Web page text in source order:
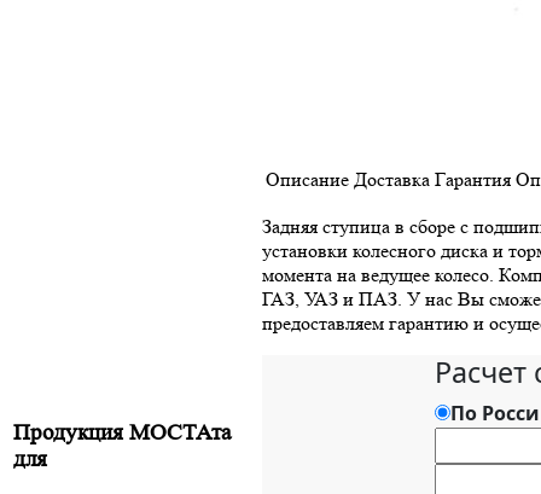
Продукция МОСТАта
для
Описание Доставка Гарантия
Задняя ступица в сборе с
установки колесного диска и
момента на ведущее колесо.
ГАЗ, УАЗ и ПАЗ. У нас Вы
предоставляем гарантию и